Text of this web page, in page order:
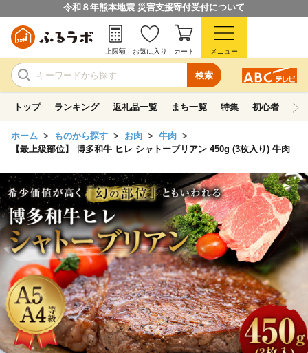
令和８年熊本地震 災害支援寄付受付について
検索
上限額 お気に入り カート メニュー
トップ ランキング 返礼品一覧 まち一覧 特集 初心者ガイド
ホーム ものから探す お肉
牛肉
【最上級部位】 博多和牛 ヒレ シャトーブリアン 450g (3枚入り) 牛肉